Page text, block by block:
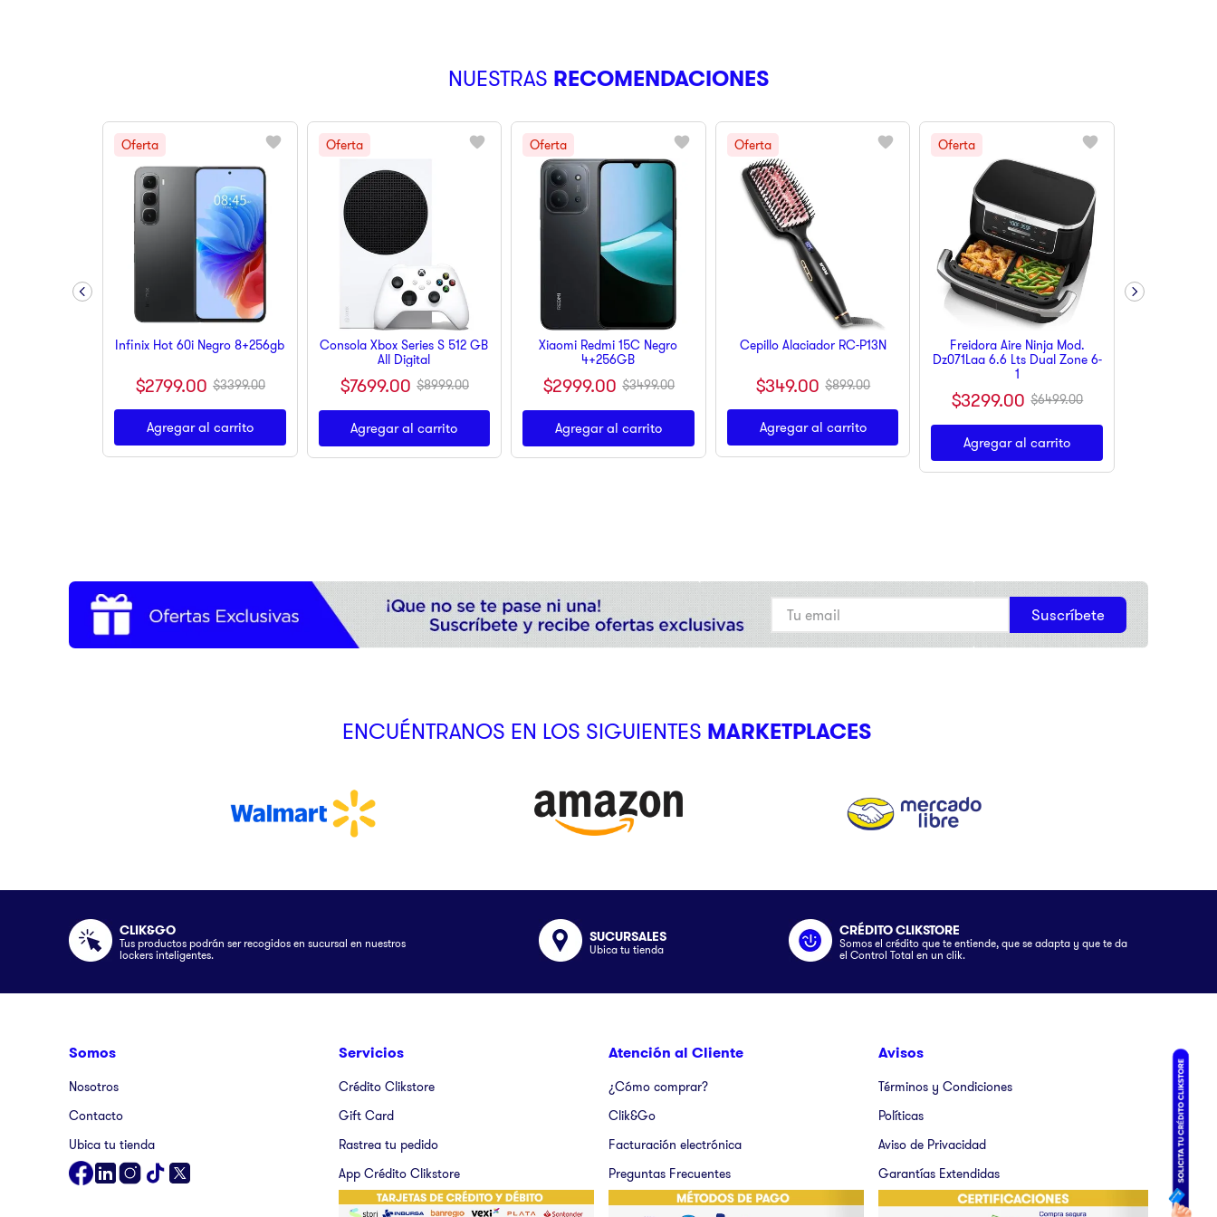
NUESTRAS RECOMENDACIONES
Infinix Hot 60i Negro 8+256gb
$2799.00 $3399.00
Agregar al carrito
Consola Xbox Series S 512 GB
All Digital
$7699.00 $8999.00
Agregar al carrito
Xiaomi Redmi 15C Negro
4+256GB
$2999.00 $3499.00
Agregar al carrito
Cepillo Alaciador RC-P13N
$349.00 $899.00
Agregar al carrito
Freidora Aire Ninja Mod.
Dz071Laa 6.6 Lts Dual Zone 6-
1
$3299.00 $6499.00
Agregar al carrito
Suscríbete
ENCUÉNTRANOS EN LOS SIGUIENTES MARKETPLACES
CLIK&GO
Tus productos podrán ser recogidos en sucursal en nuestros
lockers inteligentes.
SUCURSALES
Ubica tu tienda
CRÉDITO CLIKSTORE
Somos el crédito que te entiende, que se adapta y que te da
el Control Total en un clik.
Somos
Nosotros
Contacto
Ubica tu tienda
Servicios
Crédito Clikstore
Gift Card
Rastrea tu pedido
App Crédito Clikstore
Atención al Cliente
¿Cómo comprar?
Clik&Go
Facturación electrónica
Preguntas Frecuentes
Avisos
Términos y Condiciones
Políticas
Aviso de Privacidad
Garantías Extendidas